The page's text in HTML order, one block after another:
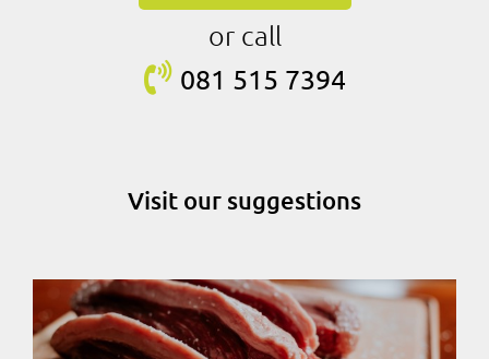
or call
081 515 7394
Visit our suggestions